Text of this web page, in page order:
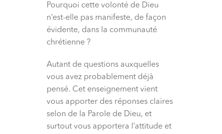
Pourquoi cette volonté de Dieu
n’est-elle pas manifeste, de façon
évidente, dans la communauté
chrétienne ?
Autant de questions auxquelles
vous avez probablement déjà
pensé. Cet enseignement vient
vous apporter des réponses claires
selon de la Parole de Dieu, et
surtout vous apportera l’attitude et